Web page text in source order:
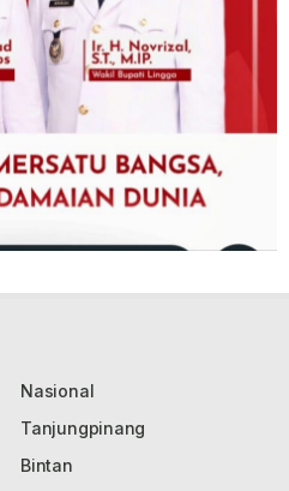
Nasional
Tanjungpinang
Bintan